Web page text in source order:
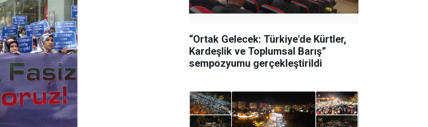
“Ortak Gelecek: Türkiye'de Kürtler,
Kardeşlik ve Toplumsal Barış”
sempozyumu gerçekleştirildi